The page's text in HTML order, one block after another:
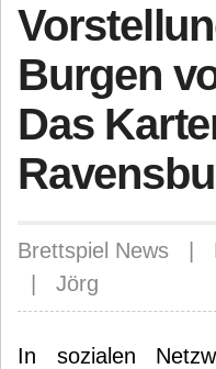
Burgen
Das
Brettspiel News |
| Jörg
In sozialen